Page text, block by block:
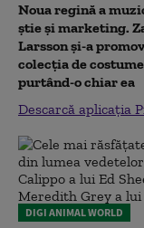
Noua regină a
știe și marketing.
Larsson și-a
colecția de
purtând-o chiar ea
Descarcă aplicația
DIGI ANIMAL WORLD